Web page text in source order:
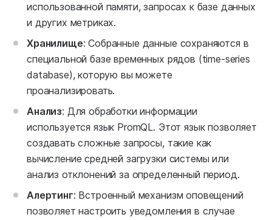
использованной памяти, запросах к базе данных
и других метриках.
Хранилище: Собранные данные сохраняются в
специальной базе временных рядов (time-series
database), которую вы можете
проанализировать.
Анализ: Для обработки информации
используется язык PromQL. Этот язык позволяет
создавать сложные запросы, такие как
вычисление средней загрузки системы или
анализ отклонений за определенный период.
Алертинг: Встроенный механизм оповещений
позволяет настроить уведомления в случае